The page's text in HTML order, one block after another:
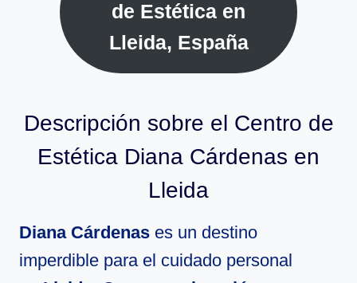
de Estética en
Lleida, España
Descripción sobre el Centro de
Estética Diana Cárdenas en
Lleida
Diana Cárdenas es un destino
imperdible para el cuidado personal